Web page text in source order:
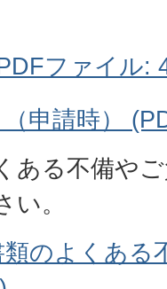
ファイル:
申請時）
ある不備や
。
のよくある